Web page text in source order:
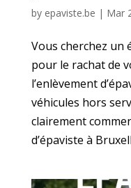
by epaviste.be | Mar
Vous cherchez un
pour le rachat de
l’enlèvement
véhicules hors
clairement
d’épaviste à